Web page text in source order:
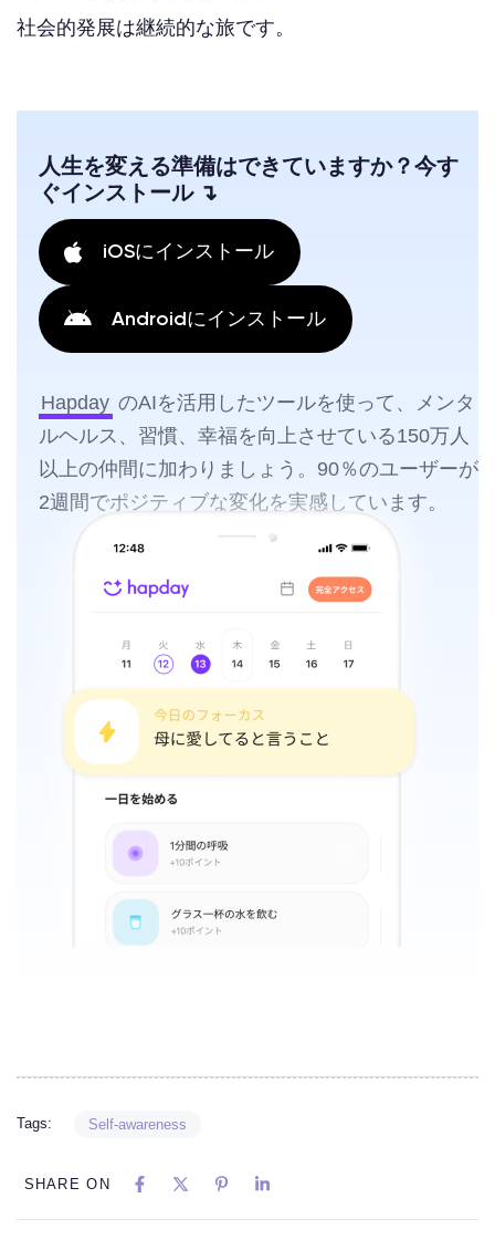
社会的発展は継続的な旅です。
人生を変える準備はできていますか？今す
ぐインストール ↴
iOSにインストール
Androidにインストール
Hapday のAIを活用したツールを使って、メンタ
ルヘルス、習慣、幸福を向上させている150万人
以上の仲間に加わりましょう。90％のユーザーが
2週間でポジティブな変化を実感しています。
Tags: Self-awareness
SHARE ON